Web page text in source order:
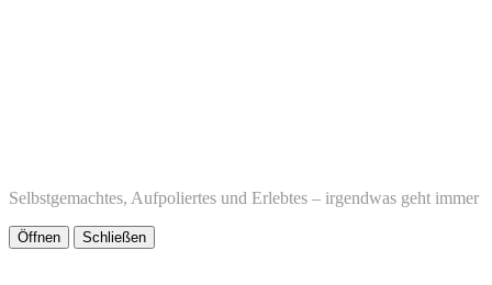
Selbstgemachtes, Aufpoliertes und Erlebtes – irgendwas geht immer
Öffnen Schließen